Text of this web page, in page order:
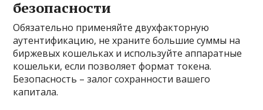
безопасности
Обязательно применяйте двухфакторную
аутентификацию, не храните большие суммы на
биржевых кошельках и используйте аппаратные
кошельки, если позволяет формат токена.
Безопасность – залог сохранности вашего
капитала.